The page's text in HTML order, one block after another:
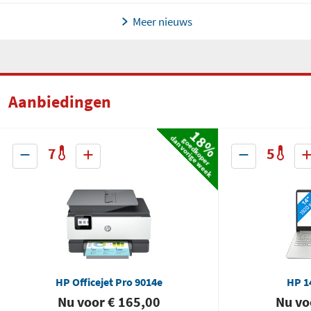
Meer nieuws
Aanbiedingen
18%
goedkoper
dan vorige week
7
HP Officejet Pro 9014e
Nu voor € 165,00
5
HP
Nu